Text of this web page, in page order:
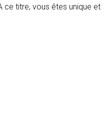
ce titre, vous êtes unique et